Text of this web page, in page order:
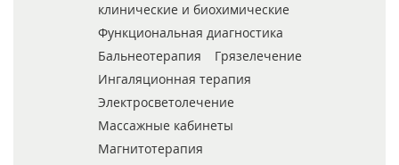
клинические и биохимические
Функциональная диагностика
Бальнеотерапия
Грязелечение
Ингаляционная терапия
Электросветолечение
Массажные кабинеты
Магнитотерапия